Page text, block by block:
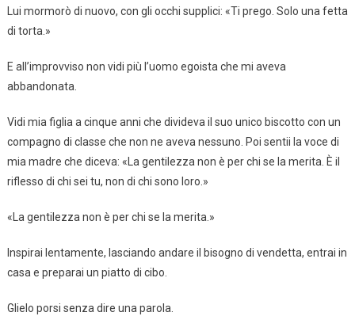
Lui mormorò di nuovo, con gli occhi supplici: «Ti prego. Solo una fetta
di torta.»
E all’improvviso non vidi più l’uomo egoista che mi aveva
abbandonata.
Vidi mia figlia a cinque anni che divideva il suo unico biscotto con un
compagno di classe che non ne aveva nessuno. Poi sentii la voce di
mia madre che diceva: «La gentilezza non è per chi se la merita. È il
riflesso di chi sei tu, non di chi sono loro.»
«La gentilezza non è per chi se la merita.»
Inspirai lentamente, lasciando andare il bisogno di vendetta, entrai in
casa e preparai un piatto di cibo.
Glielo porsi senza dire una parola.